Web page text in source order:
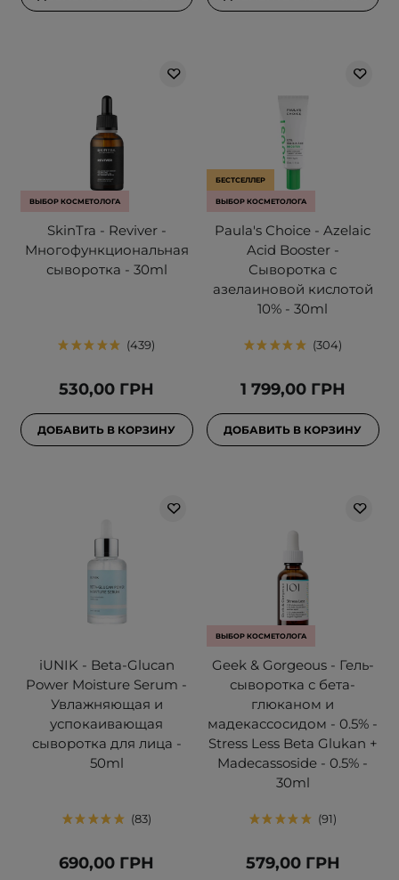
ВЫБОР КОСМЕТОЛОГА
SkinTra - Reviver -
Многофункциональная
сыворотка - 30ml
439
530,00 ГРН
ДОБАВИТЬ В КОРЗИНУ
БЕСТСЕЛЛЕР
ВЫБОР КОСМЕТОЛОГА
Paula's Choice - Azelaic
Acid Booster -
Сыворотка с
азелаиновой кислотой
10% - 30ml
304
1 799,00 ГРН
ДОБАВИТЬ В КОРЗИНУ
iUNIK - Beta-Glucan
Power Moisture Serum -
Увлажняющая и
успокаивающая
сыворотка для лица -
50ml
83
690,00 ГРН
ВЫБОР КОСМЕТОЛОГА
Geek & Gorgeous - Гель-
сыворотка с бета-
глюканом и
мадекассосидом - 0.5% -
Stress Less Beta Glukan +
Madecassoside - 0.5% -
30ml
91
579,00 ГРН